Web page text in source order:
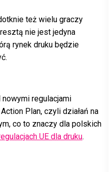
też wielu graczy
nie jest jedyna
rynek druku będzie
nowymi regulacjami
Plan, czyli działań na
co to znaczy dla polskich
UE dla druku.